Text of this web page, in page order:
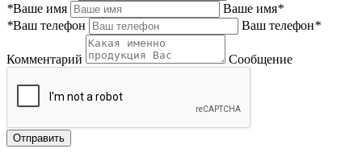
*Ваше имя Ваше имя*
*Ваш телефон Ваш телефон*
Комментарий Сообщение